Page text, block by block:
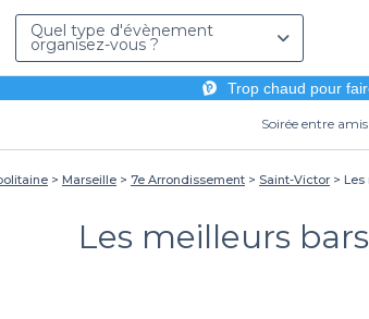
Quel type d'évènement
organisez-vous ?
Trop chaud pour
Soirée entre amis
Marseille 7e Arrondissement Saint-Victor Les
Les meilleurs